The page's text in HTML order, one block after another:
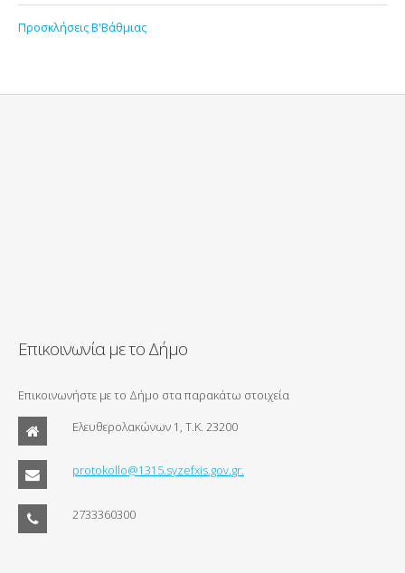
Προσκλήσεις Β'Βάθμιας
Επικοινωνία με το Δήμο
Επικοινωνήστε με το Δήμο στα παρακάτω στοιχεία
Ελευθερολακώνων 1, Τ.Κ. 23200
protokollo@1315.syzefxis.gov.gr.
2733360300